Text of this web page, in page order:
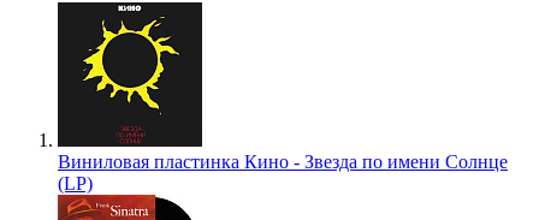
Виниловая пластинка Кино - Звезда по имени Солнце
(LP)